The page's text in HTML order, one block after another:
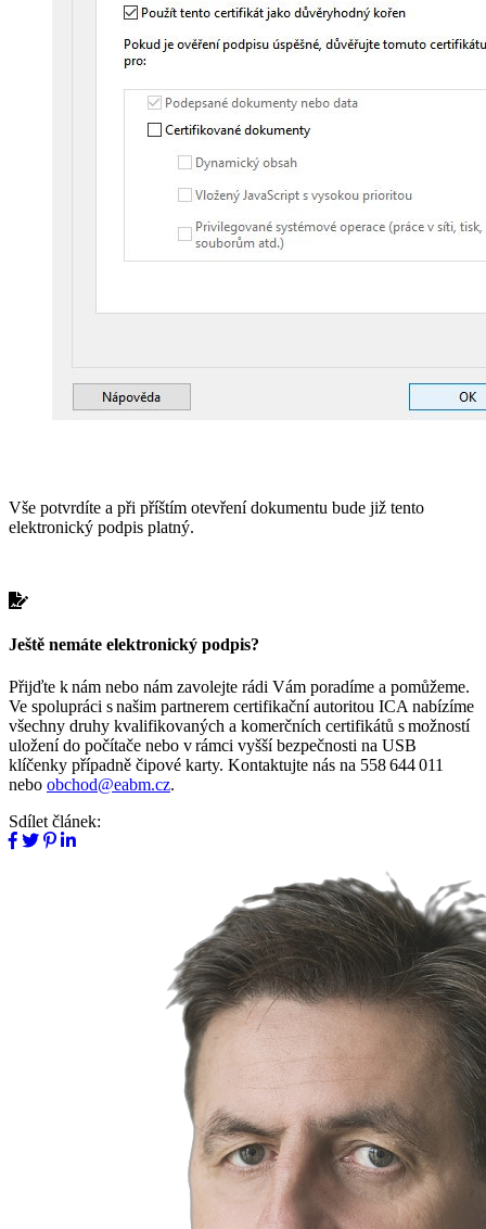
Vše potvrdíte a při příštím otevření dokumentu bude již tento
elektronický podpis platný.
Ještě nemáte elektronický podpis?
Přijďte k nám nebo nám zavolejte rádi Vám poradíme a pomůžeme.
Ve spolupráci s našim partnerem certifikační autoritou ICA nabízíme
všechny druhy kvalifikovaných a komerčních certifikátů s možností
uložení do počítače nebo v rámci vyšší bezpečnosti na USB
klíčenky případně čipové karty. Kontaktujte nás na 558 644 011
nebo obchod@eabm.cz.
Sdílet článek: